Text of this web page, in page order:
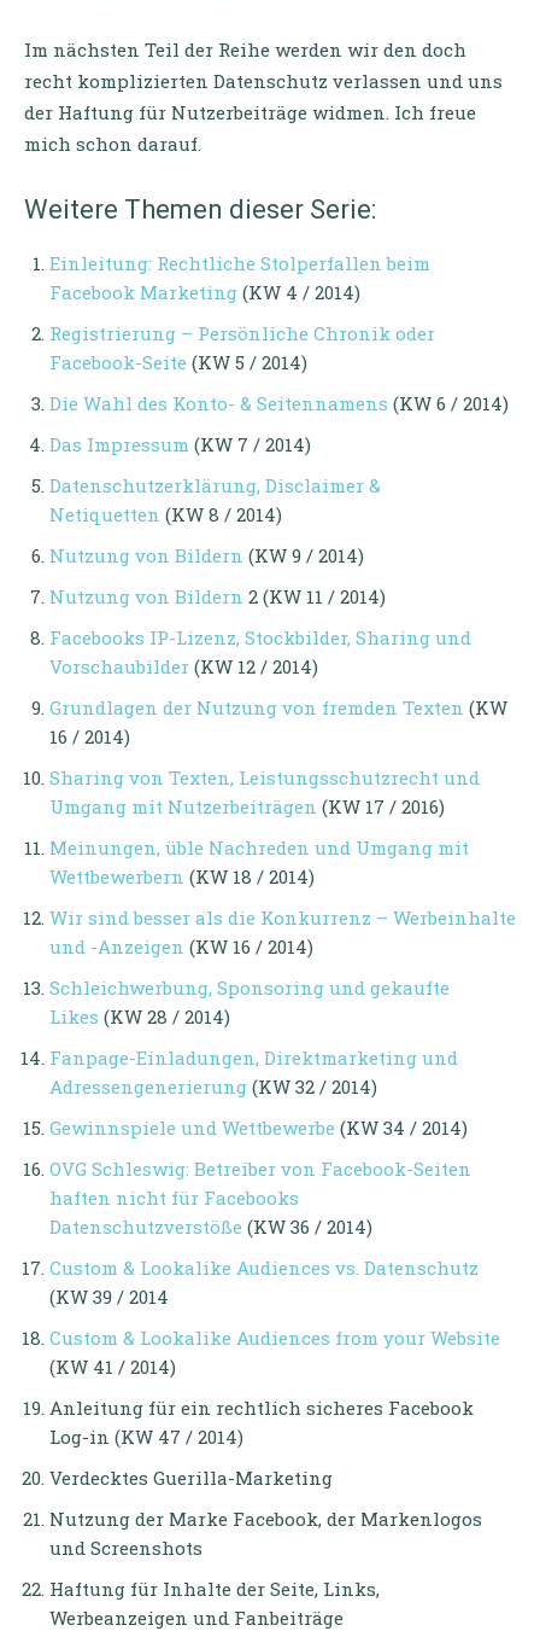
Im nächsten Teil der Reihe werden wir den doch
recht komplizierten Datenschutz verlassen und uns
der Haftung für Nutzerbeiträge widmen. Ich freue
mich schon darauf.
Weitere Themen dieser Serie:
Einleitung: Rechtliche Stolperfallen beim
Facebook Marketing (KW 4 / 2014)
Registrierung – Persönliche Chronik oder
Facebook-Seite (KW 5 / 2014)
Die Wahl des Konto- & Seitennamens (KW 6 / 2014)
Das Impressum (KW 7 / 2014)
Datenschutzerklärung, Disclaimer &
Netiquetten (KW 8 / 2014)
Nutzung von Bildern (KW 9 / 2014)
Nutzung von Bildern 2 (KW 11 / 2014)
Facebooks IP-Lizenz, Stockbilder, Sharing und
Vorschaubilder (KW 12 / 2014)
Grundlagen der Nutzung von fremden Texten (KW
16 / 2014)
Sharing von Texten, Leistungsschutzrecht und
Umgang mit Nutzerbeiträgen (KW 17 / 2016)
Meinungen, üble Nachreden und Umgang mit
Wettbewerbern (KW 18 / 2014)
Wir sind besser als die Konkurrenz – Werbeinhalte
und -Anzeigen (KW 16 / 2014)
Schleichwerbung, Sponsoring und gekaufte
Likes (KW 28 / 2014)
Fanpage-Einladungen, Direktmarketing und
Adressengenerierung (KW 32 / 2014)
Gewinnspiele und Wettbewerbe (KW 34 / 2014)
OVG Schleswig: Betreiber von Facebook-Seiten
haften nicht für Facebooks
Datenschutzverstöße (KW 36 / 2014)
Custom & Lookalike Audiences vs. Datenschutz
(KW 39 / 2014
Custom & Lookalike Audiences from your Website
(KW 41 / 2014)
Anleitung für ein rechtlich sicheres Facebook
Log-in (KW 47 / 2014)
Verdecktes Guerilla-Marketing
Nutzung der Marke Facebook, der Markenlogos
und Screenshots
Haftung für Inhalte der Seite, Links,
Werbeanzeigen und Fanbeiträge